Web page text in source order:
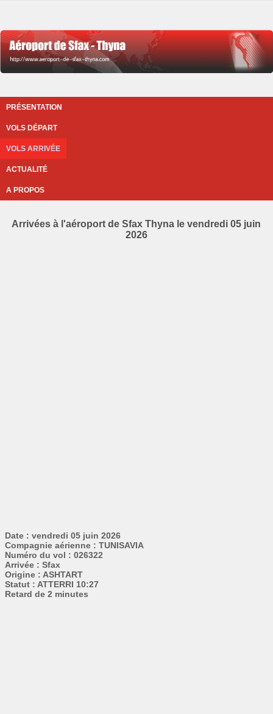
PRÉSENTATION
VOLS DÉPART
VOLS ARRIVÉE
ACTUALITÉ
A PROPOS
Arrivées à l'aéroport de Sfax Thyna le vendredi 05 juin
2026
Date : vendredi 05 juin 2026
Compagnie aérienne : TUNISAVIA
Numéro du vol : 026322
Arrivée : Sfax
Origine : ASHTART
Statut : ATTERRI 10:27
Retard de 2 minutes